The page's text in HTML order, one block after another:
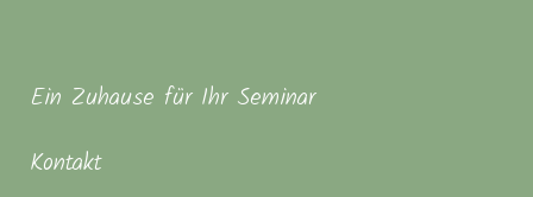
Ein Zuhause für Ihr Seminar
Kontakt